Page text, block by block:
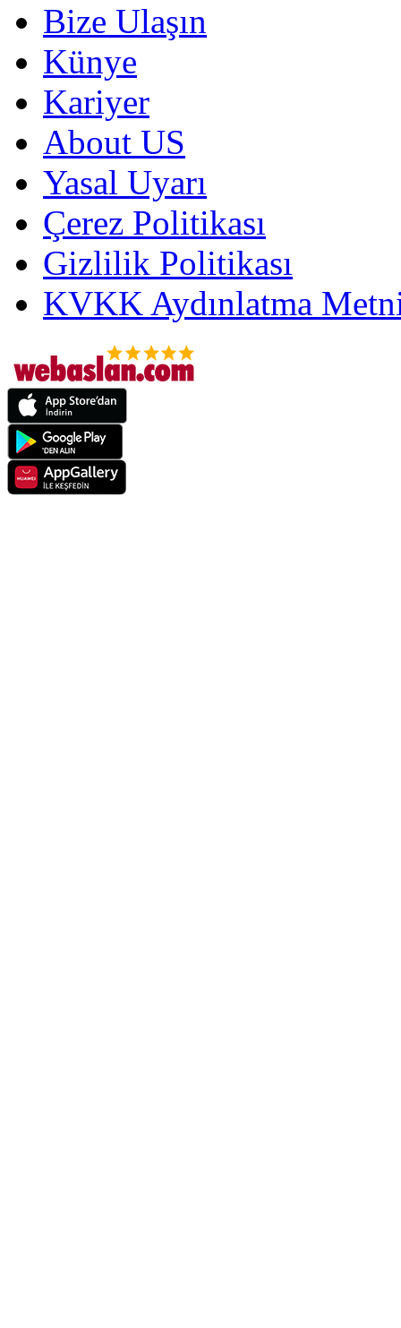
Bize Ulaşın
Künye
Kariyer
About US
Yasal Uyarı
Çerez Politikası
Gizlilik Politikası
KVKK Aydınlatma